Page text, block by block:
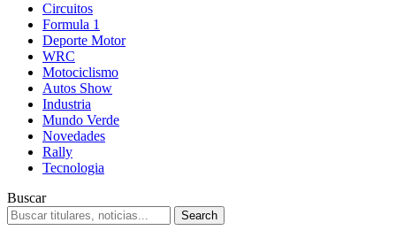
Circuitos
Formula 1
Deporte Motor
WRC
Motociclismo
Autos Show
Industria
Mundo Verde
Novedades
Rally
Tecnologia
Buscar